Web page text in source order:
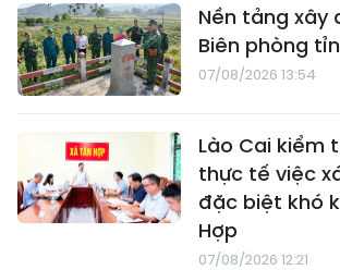
Nền tảng xây
Biên phòng
07/08/2026 13:54
Lào Cai kiểm
thực tế việc
đặc biệt khó
Hợp
07/08/2026 12:21